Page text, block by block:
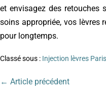
et envisagez des retouches
soins appropriée, vos lèvres
pour longtemps.
Classé sous : Injection lèvres Paris
← Article précédent